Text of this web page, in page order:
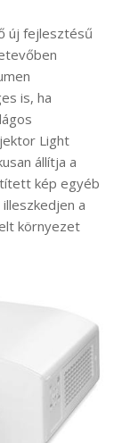
új fejlesztésű
is, ha
Light
állítja a
kép egyéb
a
környezet